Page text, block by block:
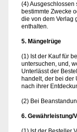
(4)
bestimmte Zwecke
die von dem Verlag
enthalten.
5. Mängelrüge
(1) Ist der Kauf für
untersuchen, und,
Unterlässt der
handelt, der bei der
nach ihrer
(2) Bei
6. Gewährleistung/